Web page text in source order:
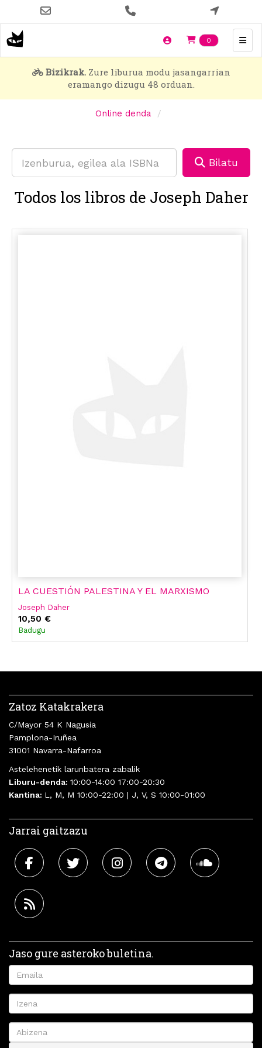
main
content
0 Items en
Bizikrak.Zure liburua modu jasangarrian
eramango dizugu 48 orduan.
Online denda
Bilatu
Todos los libros de Joseph Daher
LA CUESTIÓN PALESTINA Y EL MARXISMO
Joseph Daher
10,50 €
Badugu
Zatoz Katakrakera
C/Mayor 54 K Nagusia
Pamplona-Iruñea
31001 Navarra-Nafarroa
Astelehenetik larunbatera zabalik
Liburu-denda: 10:00-14:00 17:00-20:30
Kantina: L, M, M 10:00-22:00 | J, V, S 10:00-01:00
Jarrai gaitzazu
Jaso gure asteroko buletina.